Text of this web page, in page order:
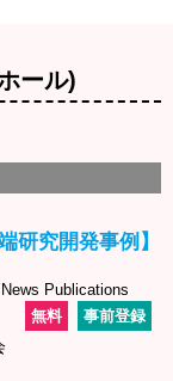
ール)
研究開発事例】
Publications
事前登録
無料